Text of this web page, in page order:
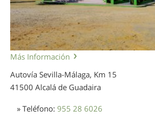
Más Información
Autovía Sevilla-Málaga, Km 15
41500 Alcalá de Guadaira
» Teléfono: 955 28 6026